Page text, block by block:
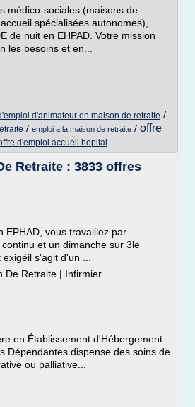
médico-sociales (maisons de
spécialisées autonomes),...
de nuit en EHPAD. Votre mission
les besoins et en...
d'animateur en maison de retraite /
/ emploi a la maison de retraite / offre
d'emploi accueil hopital
Retraite : 3833 offres
EPHAD, vous travaillez par
et un dimanche sur 3le
s'agit d'un ...
De Retraite | Infirmier
en Établissement d'Hébergement
Dépendantes dispense des soins de
ou palliative...